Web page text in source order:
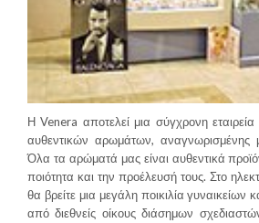
Η Venera αποτελεί μια σύγχρονη
αυθεντικών αρωμάτων,
Όλα τα αρώματά μας είναι αυθεντικά
ποιότητα και την προέλευσή τους. Στο
θα βρείτε μια μεγάλη ποικιλία
από διεθνείς οίκους διάσημων